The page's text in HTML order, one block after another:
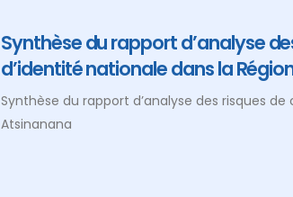
Synthèse du rapport d’analyse
d’identité nationale dans la
Synthèse du rapport d’analyse des risques
Atsinanana